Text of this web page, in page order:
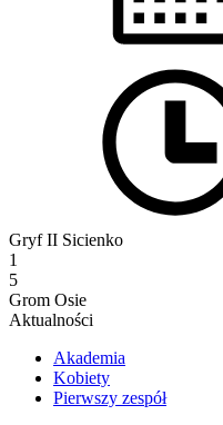
Gryf II Sicienko
1
5
Grom Osie
Aktualności
Akademia
Kobiety
Pierwszy zespół